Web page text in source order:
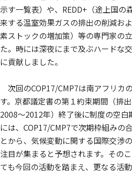
示す一覧表）や、REDD+（途上国の
来する温室効果ガスの排出の削減お
素ストックの増加策）等の専門家の
た。時には深夜にまで及ぶハードな
に貢献しました。
次回のCOP17/CMP7は南アフリカ
す。京都議定書の第１約束期間（排
2008～2012年）終了後に制度の空
には、COP17/CMP7で次期枠組みの
とから、気候変動に関する国際交渉
注目が集まると予想されます。その
ても今回の活動を踏まえ、更なる活